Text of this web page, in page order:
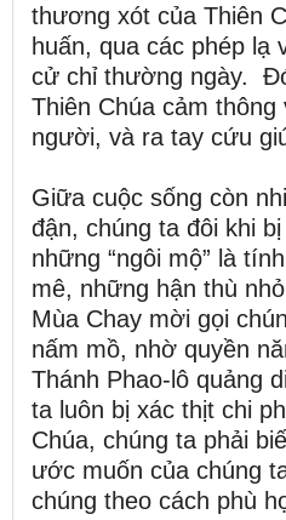
thương xót của Thiên
huấn, qua các phép lạ
cử chỉ thường ngày.
Thiên Chúa cảm
người, và ra tay cứu
Giữa cuộc sống còn
đận, chúng ta đôi khi
những “ngôi mộ” là
mê, những hận thù
Mùa Chay mời gọi
nấm mồ, nhờ quyền
Thánh Phao-lô quảng
ta luôn bị xác thịt chi
Chúa, chúng ta phải
ước muốn của chúng
chúng theo cách phù